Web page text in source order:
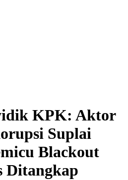
KPK: Aktor
Suplai
Blackout